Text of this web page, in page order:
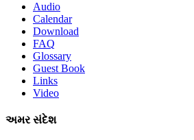
Audio
Calendar
Download
FAQ
Glossary
Guest Book
Links
Video
અમર સંદેશ